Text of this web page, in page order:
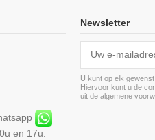
en 17u.
Newsletter
U kunt op elk
Hiervoor kunt u de
uit de algemene